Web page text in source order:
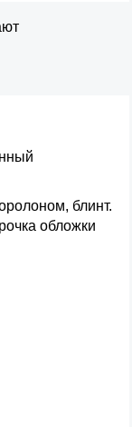
блинт.
обложки